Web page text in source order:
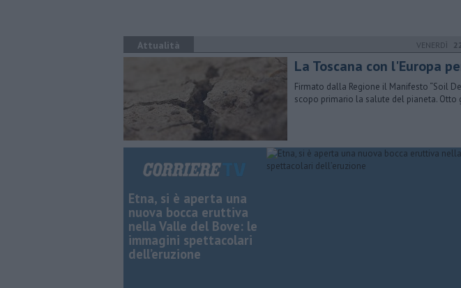
Attualità VENERDÌ
La Toscana con l'Europa
Firmato dalla Regione il Manifesto “Soil
scopo primario la salute del pianeta.
Etna, si è aperta una
nuova bocca eruttiva
nella Valle del Bove: le
immagini spettacolari
dell’eruzione